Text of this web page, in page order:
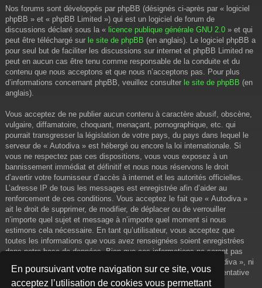
En poursuivant votre navigation sur ce site, vous
acceptez l’utilisation de cookies vous permettant
Nos forums sont développés par phpBB (désignés ci-après par « logiciel
phpBB » et « phpBB Limited ») qui est un logiciel de forum de
discussions déclaré sous la « licence publique générale GNU 2.0 » et qui
peut être téléchargé sur le site de phpBB (en anglais). Le logiciel phpBB a
pour seul but de faciliter les discussions sur internet et phpBB Limited ne
peut en aucun cas être tenu comme responsable de la conduite et du
contenu que nous acceptons et que nous n’acceptons pas. Pour plus
d’informations concernant phpBB, veuillez consulter le site de phpBB (en
anglais).
Vous acceptez de ne publier aucun contenu à caractère abusif, obscène,
vulgaire, diffamatoire, choquant, menaçant, pornographique, etc. qui
pourrait transgresser la législation de votre pays, du pays dans lequel le
serveur de « Autodiva » est hébergé ou encore la loi internationale. Si
vous ne respectez pas ces dispositions, vous vous exposez à un
bannissement immédiat et définitif et nous nous réservons le droit
d’avertir votre fournisseur d’accès à internet et les autorités officielles.
L’adresse IP de tous les messages est enregistrée afin d’aider au
renforcement de ces conditions. Vous acceptez le fait que « Autodiva »
ait le droit de supprimer, de modifier, de déplacer ou de verrouiller
n’importe quel sujet et message à n’importe quel moment si nous
estimons cela nécessaire. En tant qu’utilisateur, vous acceptez que
toutes les informations que vous avez renseignées soient enregistrées
dans notre base de données. Bien que ces informations ne seront pas
diffusées à une tierce partie sans votre consentement, ni « Autodiva », ni
phpBB, ne pourront être tenus comme responsables en cas de tentative
de piratage informatique visant à compromettre vos données.